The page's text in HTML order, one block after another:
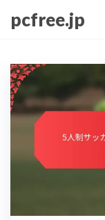
content
pcfree.jp